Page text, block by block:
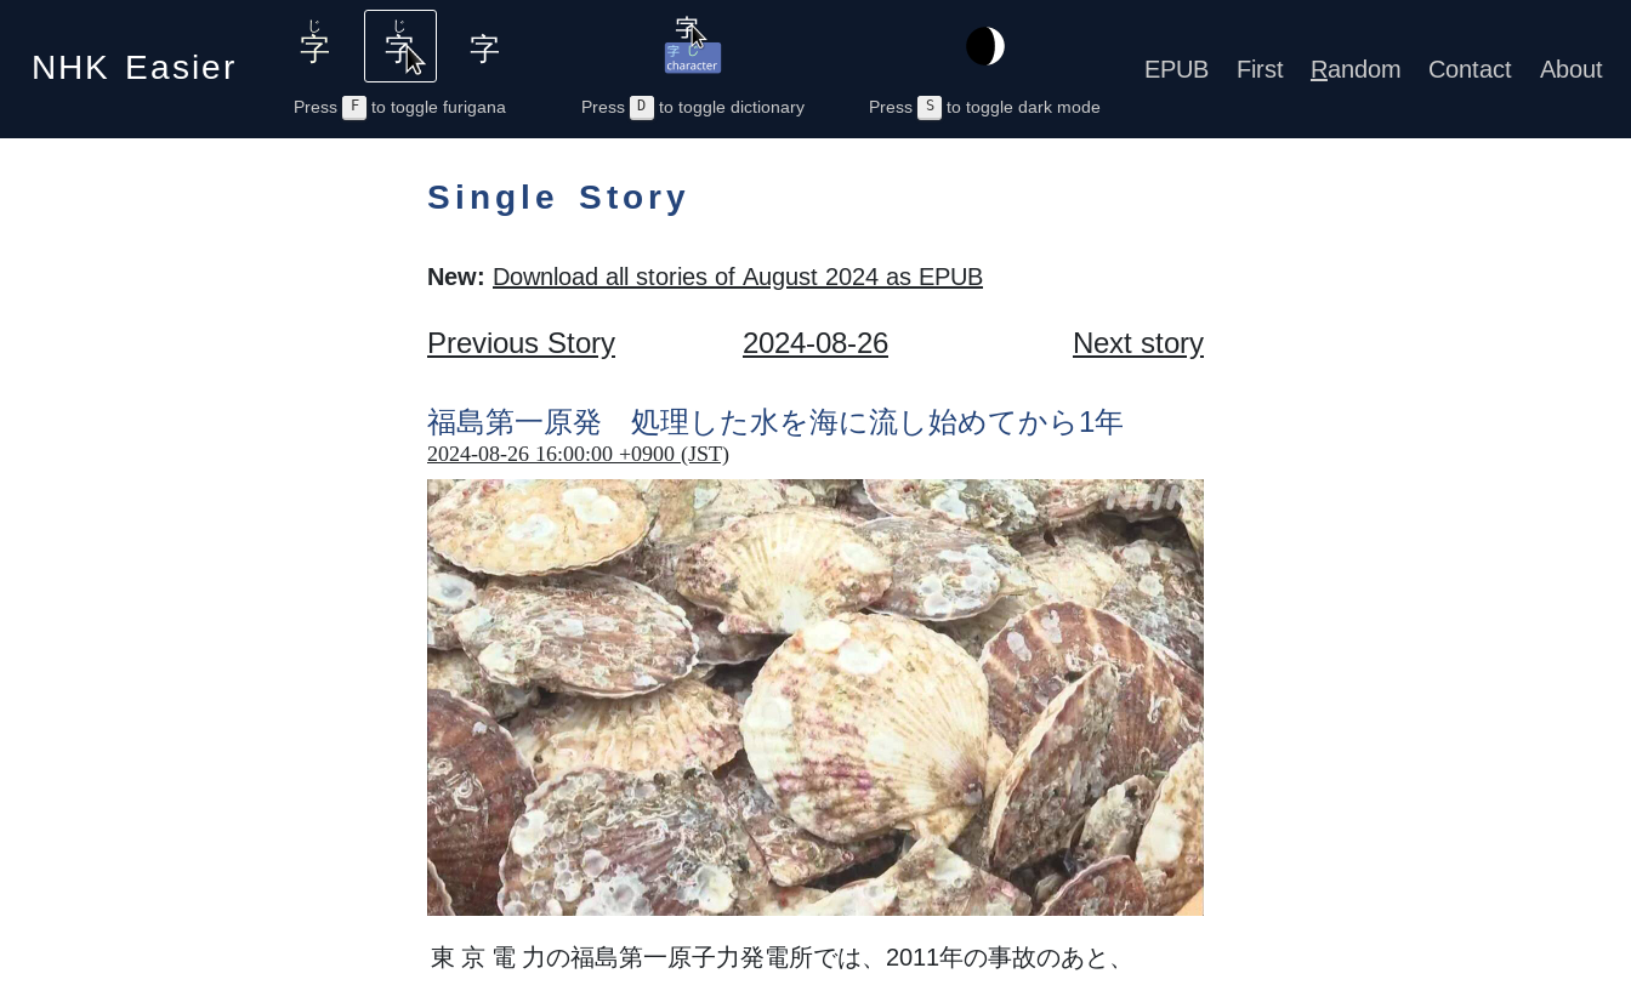
NHK Easier
Press F to toggle furigana Press D to toggle dictionary Press S to toggle dark mode
EPUB First Random Contact About
Single Story
New: Download all stories of August 2024 as EPUB
Previous Story 2024-08-26 Next story
福島第一原発 処理 した水を海に流し始めてから1年
2024-08-26 16:00:00 +0900 (JST)
東京電力の福島第一原子力発電所では、2011年の事故のあと、